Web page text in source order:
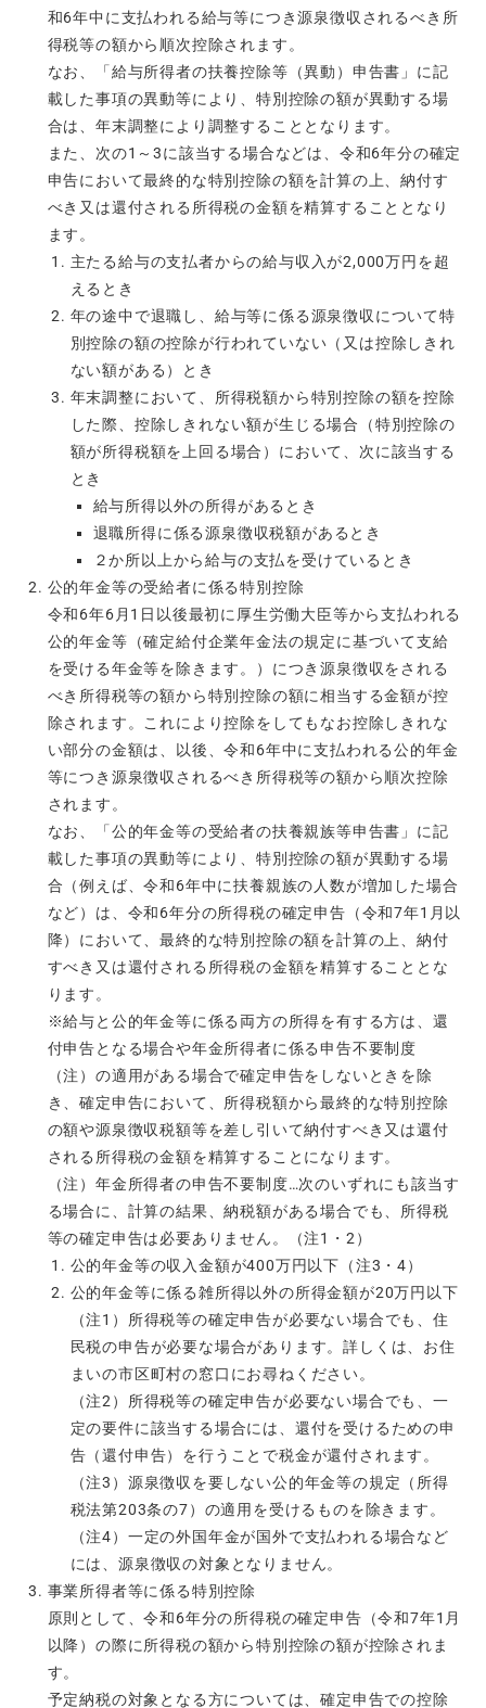
和6年中に支払われる給与等につき源泉徴収されるべき所
得税等の額から順次控除されます。
なお、「給与所得者の扶養控除等（異動）申告書」に記
載した事項の異動等により、特別控除の額が異動する場
合は、年末調整により調整することとなります。
また、次の1～3に該当する場合などは、令和6年分の確定
申告において最終的な特別控除の額を計算の上、納付す
べき又は還付される所得税の金額を精算することとなり
ます。
主たる給与の支払者からの給与収入が2,000万円を超
えるとき
年の途中で退職し、給与等に係る源泉徴収について特
別控除の額の控除が行われていない（又は控除しきれ
ない額がある）とき
年末調整において、所得税額から特別控除の額を控除
した際、控除しきれない額が生じる場合（特別控除の
額が所得税額を上回る場合）において、次に該当する
とき
給与所得以外の所得があるとき
退職所得に係る源泉徴収税額があるとき
２か所以上から給与の支払を受けているとき
公的年金等の受給者に係る特別控除
令和6年6月1日以後最初に厚生労働大臣等から支払われる
公的年金等（確定給付企業年金法の規定に基づいて支給
を受ける年金等を除きます。）につき源泉徴収をされる
べき所得税等の額から特別控除の額に相当する金額が控
除されます。これにより控除をしてもなお控除しきれな
い部分の金額は、以後、令和6年中に支払われる公的年金
等につき源泉徴収されるべき所得税等の額から順次控除
されます。
なお、「公的年金等の受給者の扶養親族等申告書」に記
載した事項の異動等により、特別控除の額が異動する場
合（例えば、令和6年中に扶養親族の人数が増加した場合
など）は、令和6年分の所得税の確定申告（令和7年1月以
降）において、最終的な特別控除の額を計算の上、納付
すべき又は還付される所得税の金額を精算することとな
ります。
※給与と公的年金等に係る両方の所得を有する方は、還
付申告となる場合や年金所得者に係る申告不要制度
（注）の適用がある場合で確定申告をしないときを除
き、確定申告において、所得税額から最終的な特別控除
の額や源泉徴収税額等を差し引いて納付すべき又は還付
される所得税の金額を精算することになります。
（注）年金所得者の申告不要制度…次のいずれにも該当す
る場合に、計算の結果、納税額がある場合でも、所得税
等の確定申告は必要ありません。（注1・2）
公的年金等の収入金額が400万円以下（注3・4）
公的年金等に係る雑所得以外の所得金額が20万円以下
（注1）所得税等の確定申告が必要ない場合でも、住
民税の申告が必要な場合があります。詳しくは、お住
まいの市区町村の窓口にお尋ねください。
（注2）所得税等の確定申告が必要ない場合でも、一
定の要件に該当する場合には、還付を受けるための申
告（還付申告）を行うことで税金が還付されます。
（注3）源泉徴収を要しない公的年金等の規定（所得
税法第203条の7）の適用を受けるものを除きます。
（注4）一定の外国年金が国外で支払われる場合など
には、源泉徴収の対象となりません。
事業所得者等に係る特別控除
原則として、令和6年分の所得税の確定申告（令和7年1月
以降）の際に所得税の額から特別控除の額が控除されま
す。
予定納税の対象となる方については、確定申告での控除